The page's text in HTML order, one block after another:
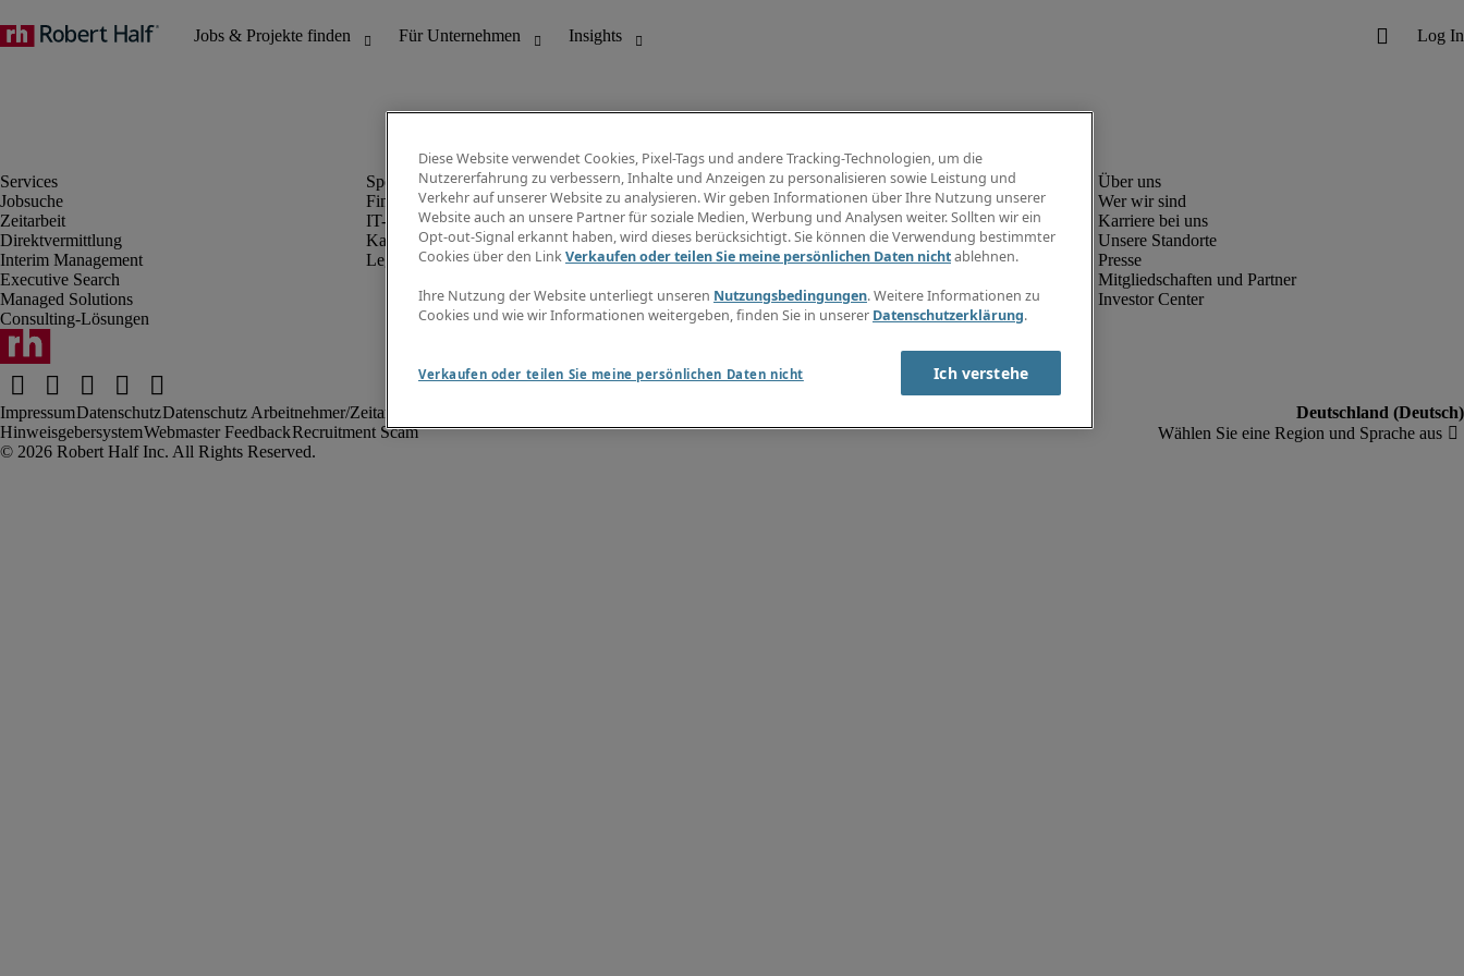
Jobsuche
Zeitarbeit
Direktvermittlung
Interim Management
Executive Search
Managed Solutions
Consulting-Lösungen
Finanz- & Rechnungswesen
IT-Bereich
Kaufmännischer Bereich
Legal
Info Center
Jobübersicht
Gehaltsübersicht
E-Learning
Wer wir sind
Karriere bei uns
Unsere Standorte
Presse
Mitgliedschaften und Partner
Investor Center
ImpressumDatenschutzDatenschutz Arbeitnehmer/Zeitarbeitskräfte
HinweisgebersystemWebmaster FeedbackRecruitment Scam
Diese Website verwendet Cookies, Pixel-Tags und andere Tracking-Technologien, um die
Nutzererfahrung zu verbessern, Inhalte und Anzeigen zu personalisieren sowie Leistung und
Verkehr auf unserer Website zu analysieren. Wir geben Informationen über Ihre Nutzung unserer
Website auch an unsere Partner für soziale Medien, Werbung und Analysen weiter. Sollten wir ein
Opt-out-Signal erkannt haben, wird dieses berücksichtigt. Sie können die Verwendung bestimmter
Cookies über den LinkVerkaufen oder teilen Sie meine persönlichen Daten nichtablehnen.
Ihre Nutzung der Website unterliegt unseren Nutzungsbedingungen. Weitere Informationen zu
Cookies und wie wir Informationen weitergeben, finden Sie in unserer Datenschutzerklärung.
Verkaufen oder teilen Sie meine persönlichen Daten nicht Ich verstehe